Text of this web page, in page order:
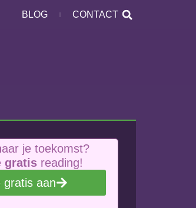
BLOG CONTACT
je toekomst?
gratis reading!
gratis aan